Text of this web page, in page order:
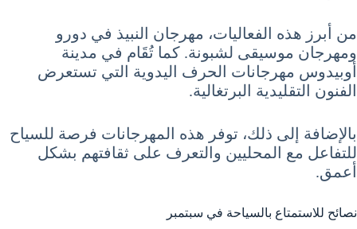
من أبرز هذه الفعاليات، مهرجان النبيذ في دورو
ومهرجان موسيقى لشبونة. كما تُقَام في مدينة
أوبيدوس مهرجانات الحرف اليدوية التي تستعرض
الفنون التقليدية البرتغالية.
بالإضافة إلى ذلك، توفر هذه المهرجانات فرصة للسياح
للتفاعل مع المحليين والتعرف على ثقافتهم بشكل
أعمق.
نصائح للاستمتاع بالسياحة في سبتمبر